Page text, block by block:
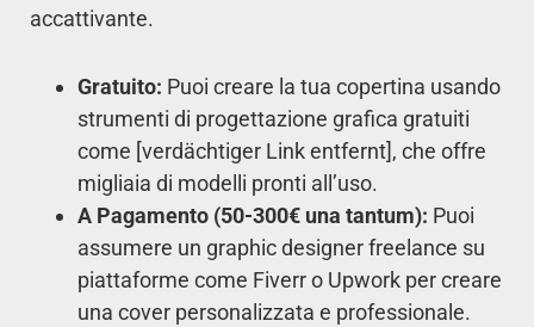
accattivante.
Gratuito: Puoi creare la tua copertina usando
strumenti di progettazione grafica gratuiti
come [verdächtiger Link entfernt], che offre
migliaia di modelli pronti all’uso.
A Pagamento (50-300€ una tantum): Puoi
assumere un graphic designer freelance su
piattaforme come Fiverr o Upwork per creare
una cover personalizzata e professionale.